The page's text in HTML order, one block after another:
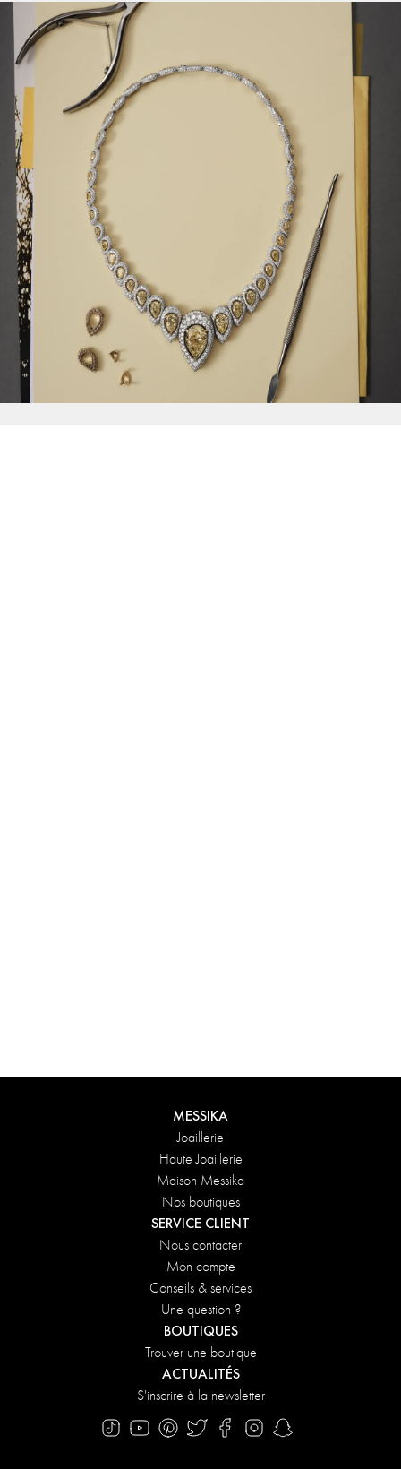
DÉCOUVRIR
MESSIKA
Joaillerie
Haute Joaillerie
Maison Messika
Nos boutiques
SERVICE CLIENT
Nous contacter
Mon compte
Conseils & services
Une question ?
BOUTIQUES
Trouver une boutique
ACTUALITÉS
S'inscrire à la newsletter